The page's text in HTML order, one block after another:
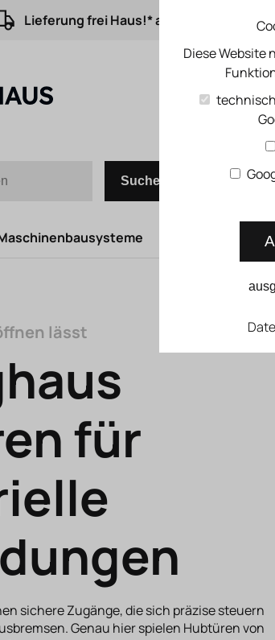
Lieferung frei Haus!* ab 50 €
Suchen
lässt
für
sichere Zugänge, die sich präzise steuern
Genau hier spielen Hubtüren von
Diese Website